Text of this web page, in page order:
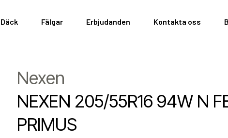
Däck Fälgar Erbjudanden Kontakta oss
Nexen
NEXEN 205/55R16 94W N
PRIMUS